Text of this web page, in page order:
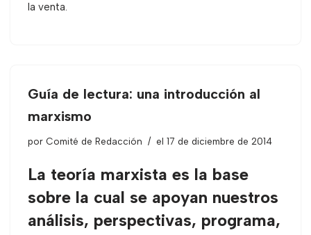
la venta.
Guía de lectura: una introducción al
marxismo
por Comité de Redacción el 17 de diciembre de 2014
La teoría marxista es la base
sobre la cual se apoyan nuestros
análisis, perspectivas, programa,